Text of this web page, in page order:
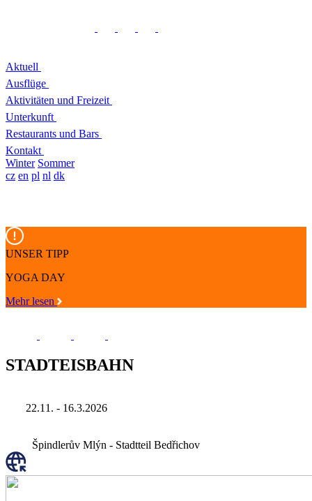
Aktuell
Ausflüge
Aktivitäten und Freizeit
Unterkunft
Restaurants und Bars
Kontakt
Winter Sommer
cz en pl nl dk
UNSER TIPP
YOGA DAY
Mehr lesen
STADTEISBAHN
22.11. - 16.3.2026
Špindlerův Mlýn - Stadtteil Bedřichov